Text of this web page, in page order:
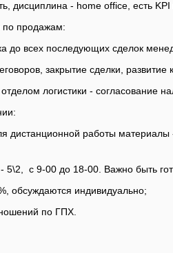
дисциплина - home office, есть
по продажам:
до всех последующих сделок
закрытие сделки, развитие
логистики - согласование
дистанционной работы материалы
5\2, с 9-00 до 18-00. Важно быть
обсуждаются индивидуально;
по ГПХ.